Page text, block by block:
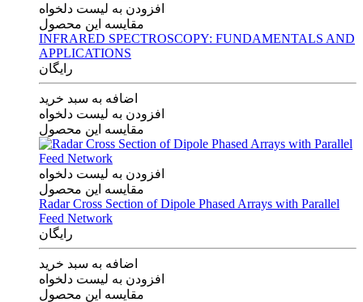
افزودن به لیست دلخواه
مقایسه این محصول
INFRARED SPECTROSCOPY: FUNDAMENTALS AND
APPLICATIONS
رایگان
اضافه به سبد خرید
افزودن به لیست دلخواه
مقایسه این محصول
افزودن به لیست دلخواه
مقایسه این محصول
Radar Cross Section of Dipole Phased Arrays with Parallel
Feed Network
رایگان
اضافه به سبد خرید
افزودن به لیست دلخواه
مقایسه این محصول